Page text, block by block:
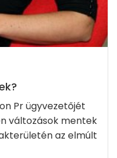
Pr ügyvezetőjét
változások mentek
az elmúlt